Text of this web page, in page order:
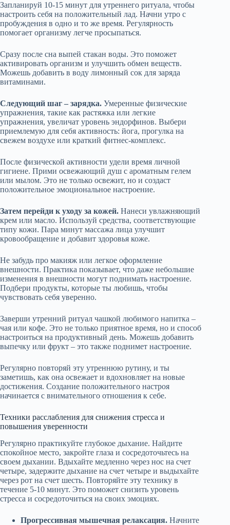
Запланируй 10-15 минут для утреннего ритуала, чтобы
настроить себя на положительный лад. Начни утро с
пробуждения в одно и то же время. Регулярность
помогает организму легче просыпаться.
Сразу после сна выпей стакан воды. Это поможет
активировать организм и улучшить обмен веществ.
Можешь добавить в воду лимонный сок для заряда
витаминами.
Следующий шаг – зарядка. Умеренные физические
упражнения, такие как растяжка или легкие
упражнения, увеличат уровень эндорфинов. Выбери
приемлемую для себя активность: йога, прогулка на
свежем воздухе или краткий фитнес-комплекс.
После физической активности удели время личной
гигиене. Прими освежающий душ с ароматным гелем
или мылом. Это не только освежит, но и создаст
положительное эмоциональное настроение.
Затем перейди к уходу за кожей. Нанеси увлажняющий
крем или масло. Используй средства, соответствующие
типу кожи. Пара минут массажа лица улучшит
кровообращение и добавит здоровья коже.
Не забудь про макияж или легкое оформление
внешности. Практика показывает, что даже небольшие
изменения в внешности могут поднимать настроение.
Подбери продукты, которые ты любишь, чтобы
чувствовать себя уверенно.
Заверши утренний ритуал чашкой любимого напитка –
чая или кофе. Это не только приятное время, но и способ
настроиться на продуктивный день. Можешь добавить
выпечку или фрукт – это также поднимет настроение.
Регулярно повторяй эту утреннюю рутину, и ты
заметишь, как она освежает и вдохновляет на новые
достижения. Создание положительного настроя
начинается с внимательного отношения к себе.
Техники расслабления для снижения стресса и
повышения уверенности
Регулярно практикуйте глубокое дыхание. Найдите
спокойное место, закройте глаза и сосредоточьтесь на
своем дыхании. Вдыхайте медленно через нос на счет
четыре, задержите дыхание на счет четыре и выдыхайте
через рот на счет шесть. Повторяйте эту технику в
течение 5-10 минут. Это поможет снизить уровень
стресса и сосредоточиться на своих эмоциях.
Прогрессивная мышечная релаксация. Начните